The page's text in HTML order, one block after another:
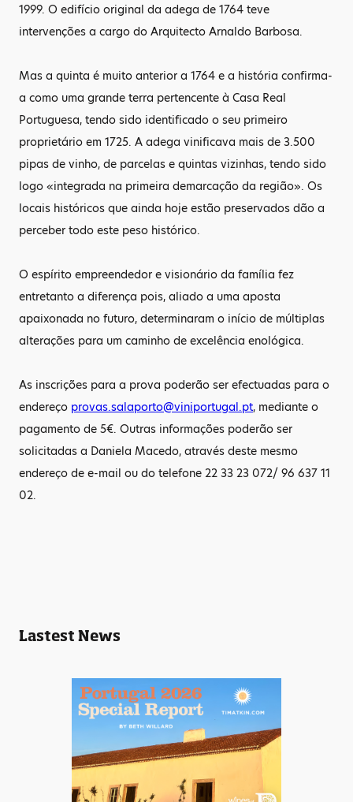
1999. O edifício original da adega de 1764 teve
intervenções a cargo do Arquitecto Arnaldo Barbosa.
Mas a quinta é muito anterior a 1764 e a história confirma-
a como uma grande terra pertencente à Casa Real
Portuguesa, tendo sido identificado o seu primeiro
proprietário em 1725. A adega vinificava mais de 3.500
pipas de vinho, de parcelas e quintas vizinhas, tendo sido
logo «integrada na primeira demarcação da região». Os
locais históricos que ainda hoje estão preservados dão a
perceber todo este peso histórico.
O espírito empreendedor e visionário da família fez
entretanto a diferença pois, aliado a uma aposta
apaixonada no futuro, determinaram o início de múltiplas
alterações para um caminho de excelência enológica.
As inscrições para a prova poderão ser efectuadas para o
endereço provas.salaporto@viniportugal.pt, mediante o
pagamento de 5€. Outras informações poderão ser
solicitadas a Daniela Macedo, através deste mesmo
endereço de e-mail ou do telefone 22 33 23 072/ 96 637 11
02.
Lastest News